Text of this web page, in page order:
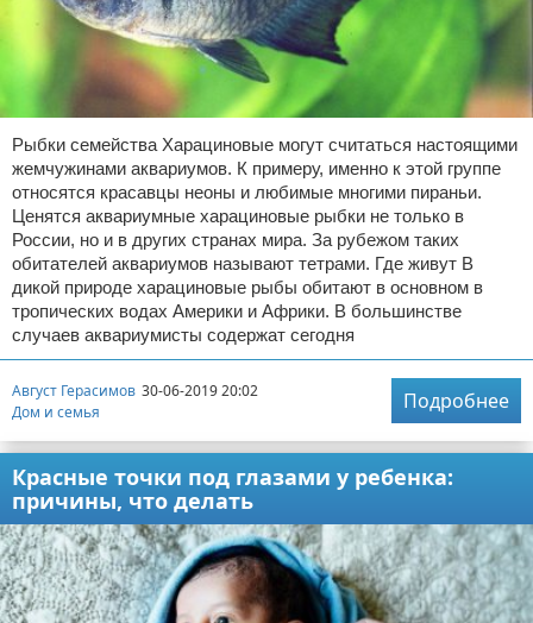
Рыбки семейства Харациновые могут считаться настоящими
жемчужинами аквариумов. К примеру, именно к этой группе
относятся красавцы неоны и любимые многими пираньи.
Ценятся аквариумные харациновые рыбки не только в
России, но и в других странах мира. За рубежом таких
обитателей аквариумов называют тетрами. Где живут В
дикой природе харациновые рыбы обитают в основном в
тропических водах Америки и Африки. В большинстве
случаев аквариумисты содержат сегодня
Август Герасимов 30-06-2019 20:02
Дом и семья
Подробнее
Красные точки под глазами у ребенка:
причины, что делать